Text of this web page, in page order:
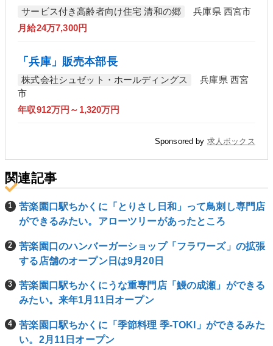
サービス付き高齢者向け住宅 清和の郷
兵庫県 西宮市
月給24万7,300円
「兵庫」販売本部長
株式会社シュゼット・ホールディングス
兵庫県 西宮
市
年収912万円～1,320万円
Sponsored by 求人ボックス
関連記事
苦楽園口駅ちかくに「とりさし日和」って鳥刺し専門店
ができるみたい。アローツリーがあったところ
苦楽園口のハンバーガーショップ「フラワーズ」の拡張
する店舗のオープン日は9月20日
苦楽園口駅ちかくにうな重専門店「鰻の成瀬」ができる
みたい。来年1月11日オープン
苦楽園口駅ちかくに「季節料理 季-TOKI」ができるみた
い。2月11日オープン